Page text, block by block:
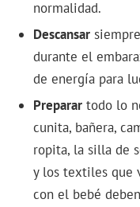
normalidad.
Descansar
durante el
de energía para
Preparar todo lo
cunita, bañera,
ropita, la silla de
y los textiles que
con el bebé